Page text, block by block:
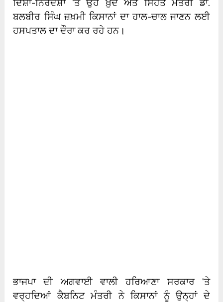
ਦਿਸ਼ਾ-ਨਿਰਦੇਸ਼ਾਂ ‘ਤੇ ਉਹ ਖ਼ੁਦ ਅਤੇ ਸਿਹਤ ਮੰਤਰੀ ਡਾ.
ਬਲਬੀਰ ਸਿੰਘ ਜ਼ਖ਼ਮੀ ਕਿਸਾਨਾਂ ਦਾ ਹਾਲ-ਚਾਲ ਜਾਣਨ ਲਈ
ਹਸਪਤਾਲ ਦਾ ਦੌਰਾ ਕਰ ਰਹੇ ਹਨ।
ਭਾਜਪਾ ਦੀ ਅਗਵਾਈ ਵਾਲੀ ਹਰਿਆਣਾ ਸਰਕਾਰ ‘ਤੇ
ਵਰ੍ਹਦਿਆਂ ਕੈਬਨਿਟ ਮੰਤਰੀ ਨੇ ਕਿਸਾਨਾਂ ਨੂੰ ਉਨ੍ਹਾਂ ਦੇ